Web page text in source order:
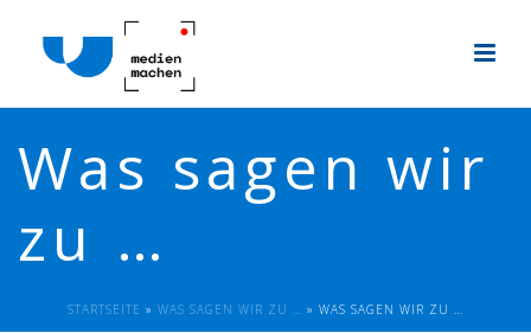
Was sagen wir
zu …
STARTSEITE » WAS SAGEN WIR ZU … » WAS SAGEN WIR ZU …